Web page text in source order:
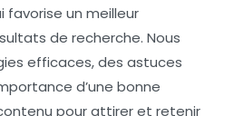
favorise un meilleur
de recherche. Nous
efficaces, des astuces
d’une bonne
pour attirer et retenir